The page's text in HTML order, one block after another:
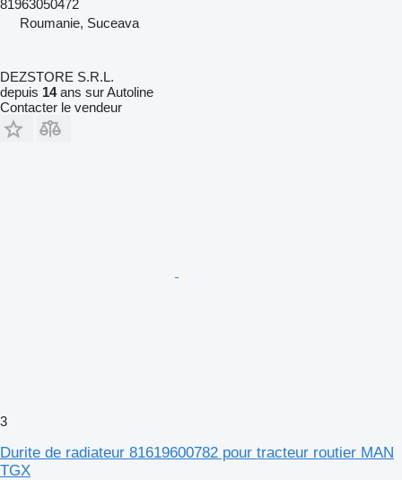
81963050472
Roumanie, Suceava
DEZSTORE S.R.L.
depuis 14ans sur Autoline
Contacter le vendeur
3
Durite de radiateur 81619600782 pour tracteur routier MAN
TGX